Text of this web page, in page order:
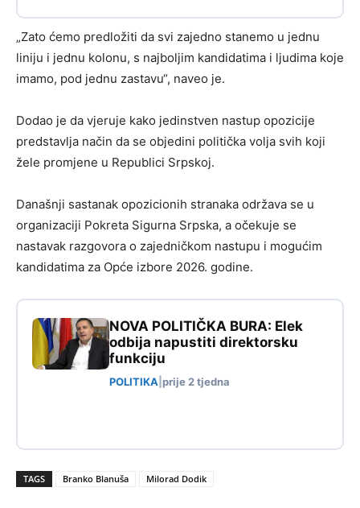
„Zato ćemo predložiti da svi zajedno stanemo u jednu
liniju i jednu kolonu, s najboljim kandidatima i ljudima koje
imamo, pod jednu zastavu“, naveo je.
Dodao je da vjeruje kako jedinstven nastup opozicije
predstavlja način da se objedini politička volja svih koji
žele promjene u Republici Srpskoj.
Današnji sastanak opozicionih stranaka održava se u
organizaciji Pokreta Sigurna Srpska, a očekuje se
nastavak razgovora o zajedničkom nastupu i mogućim
kandidatima za Opće izbore 2026. godine.
NOVA POLITIČKA BURA: Elek
odbija napustiti direktorsku
funkciju
POLITIKA prije 2 tjedna
TAGS Branko Blanuša Milorad Dodik